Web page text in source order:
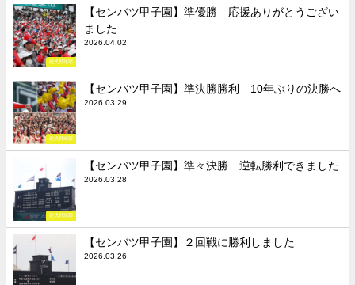
硬式野球部
【センバツ甲子園】準優勝 応援ありがとうござい
ました
2026.04.02
硬式野球部
【センバツ甲子園】準決勝勝利 10年ぶりの決勝へ
2026.03.29
硬式野球部
【センバツ甲子園】準々決勝 逆転勝利できました
2026.03.28
【センバツ甲子園】２回戦に勝利しました
2026.03.26